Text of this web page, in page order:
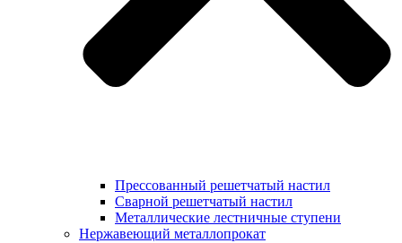
Прессованный решетчатый настил
Сварной решетчатый настил
Металлические лестничные ступени
Нержавеющий металлопрокат